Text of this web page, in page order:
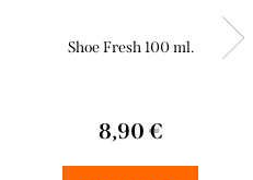
Shoe Fresh 100 ml.
8,90 €